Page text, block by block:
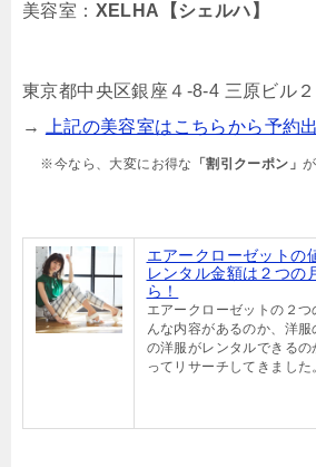
美容室： XELHA【シェルハ】
東京都中央区銀座４-8-4 三原ビル
→ 上記の美容室はこちらから予約
※今なら、大変にお得な 「割引クーポン」
エアークローゼットの
レンタル金額は２つの
ら！
エアークローゼットの２
んな内容があるのか、洋
の洋服がレンタルできる
ってリサーチしてきました